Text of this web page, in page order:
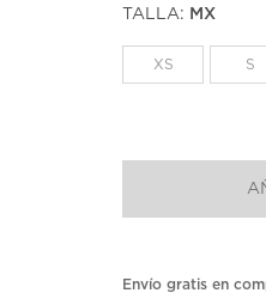
TALLA: MX
XS S
Envío gratis en